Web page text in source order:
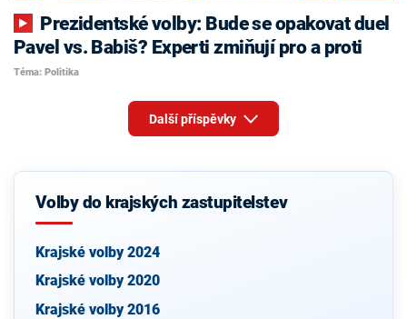
Pavel vs. Babiš? Experti zmiňují pro a proti
Téma: Politika
Další příspěvky
Volby do krajských zastupitelstev
Krajské volby 2024
Krajské volby 2020
Krajské volby 2016